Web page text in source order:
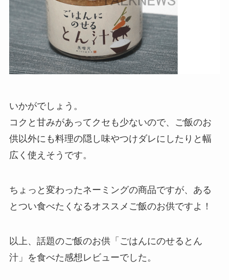
いかがでしょう。
コクと甘みがあってクセも少ないので、ご飯のお
供以外にも料理の隠し味やつけダレにしたりと幅
広く使えそうです。
ちょっと変わったネーミングの商品ですが、ある
とつい食べたくなるオススメご飯のお供ですよ！
以上、話題のご飯のお供「ごはんにのせるとん
汁」を食べた感想レビューでした。